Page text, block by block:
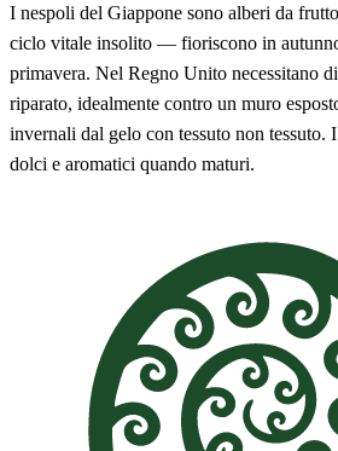
I nespoli del Giappone sono alberi da
ciclo vitale insolito — fioriscono in
primavera. Nel Regno Unito necessitano
riparato, idealmente contro un muro
invernali dal gelo con tessuto non tessuto.
dolci e aromatici quando maturi.